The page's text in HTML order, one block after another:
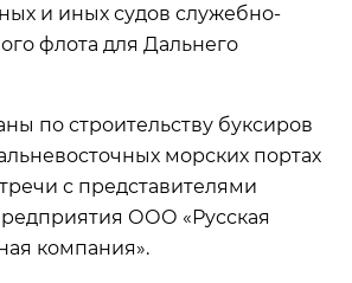
и иных судов служебно-
флота для Дальнего
по строительству буксиров
морских портах
с представителями
ООО «Русская
компания».